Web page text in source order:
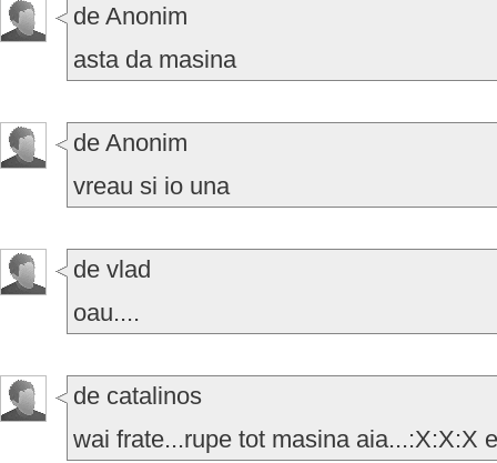
de Anonim
asta da masina
de Anonim
vreau si io una
de vlad
oau....
de catalinos
wai frate...rupe tot masina aia...:X:X:X